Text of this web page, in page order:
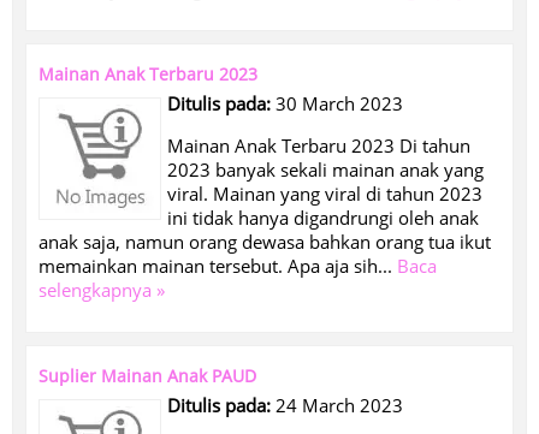
Mainan Anak Terbaru 2023
Ditulis pada: 30 March 2023
Mainan Anak Terbaru 2023 Di tahun
2023 banyak sekali mainan anak yang
viral. Mainan yang viral di tahun 2023
ini tidak hanya digandrungi oleh anak
anak saja, namun orang dewasa bahkan orang tua ikut
memainkan mainan tersebut. Apa aja sih... Baca
selengkapnya »
Suplier Mainan Anak PAUD
Ditulis pada: 24 March 2023